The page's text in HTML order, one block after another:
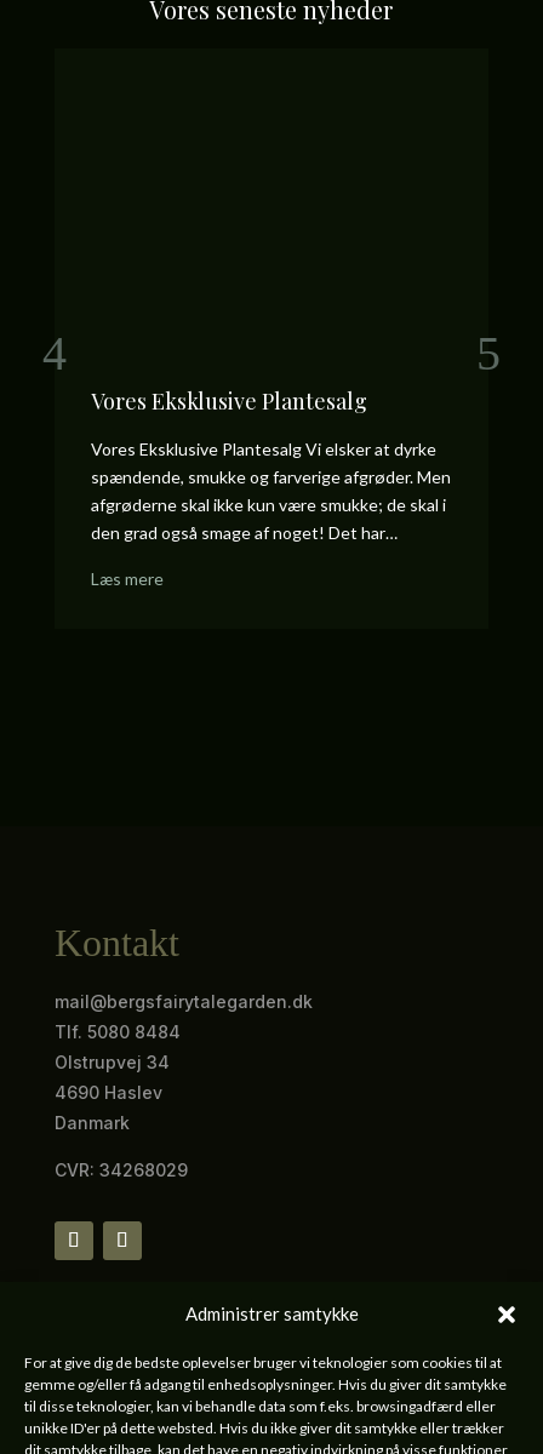
Administrer samtykke
For at give dig de bedste oplevelser bruger vi teknologier som cookies til at
gemme og/eller få adgang til enhedsoplysninger. Hvis du giver dit samtykke
til disse teknologier, kan vi behandle data som f.eks. browsingadfærd eller
unikke ID'er på dette websted. Hvis du ikke giver dit samtykke eller trækker
dit samtykke tilbage, kan det have en negativ indvirkning på visse funktioner
Vores seneste nyheder
Vores Eksklusive Plantesalg
Vores Eksklusive Plantesalg Vi elsker at dyrke
spændende, smukke og farverige afgrøder. Men
afgrøderne skal ikke kun være smukke; de skal i
den grad også smage af noget! Det har…
Læs mere
Kontakt
mail@bergsfairytalegarden.dk
Tlf. 5080 8484
Olstrupvej 34
4690 Haslev
Danmark
CVR: 34268029
Information
Handelsbetingelser